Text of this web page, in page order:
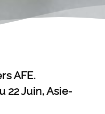
AFE.
22 Juin, Asie-